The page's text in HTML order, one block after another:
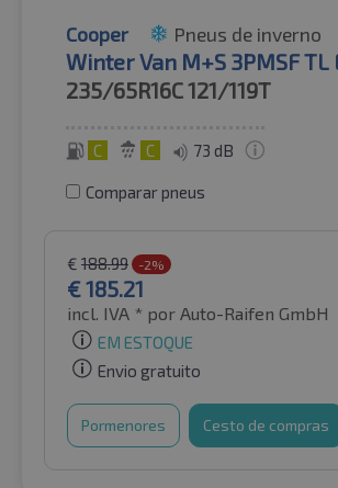
Cooper Pneus de inverno
Winter Van M+S 3PMSF TL
235/65R16C121/119T
C C 73 dB
Comparar pneus
€ 188.99 -2%
€185.21
incl. IVA * por Auto-Raifen GmbH
EM ESTOQUE
Envio gratuito
Pormenores Cesto de compras